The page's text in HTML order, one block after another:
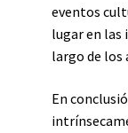
eventos
lugar en las
largo de los
En